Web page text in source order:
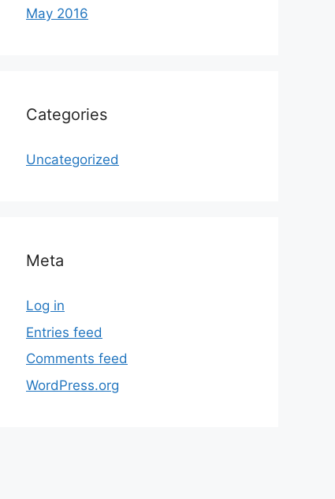
May 2016
Categories
Uncategorized
Meta
Log in
Entries feed
Comments feed
WordPress.org